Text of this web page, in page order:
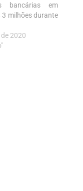
bancárias em
3 milhões durante
2020